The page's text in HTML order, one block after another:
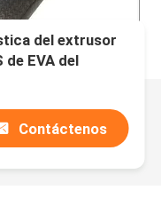
del extrusor
de EVA del
L/D con el molde
Contáctenos